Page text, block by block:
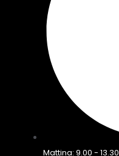
Mattina: 9.00 - 13.30